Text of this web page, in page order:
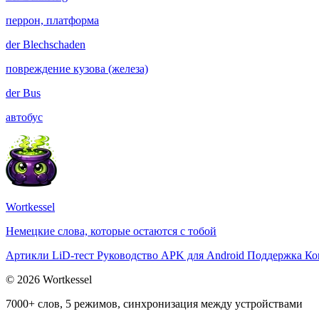
перрон, платформа
derBlechschaden
повреждение кузова (железа)
derBus
автобус
Wortkessel
Немецкие слова, которые остаются с тобой
Артикли LiD-тест Руководство APK для Android Поддержка
© 2026 Wortkessel
7000+ слов, 5 режимов, синхронизация между устройствами